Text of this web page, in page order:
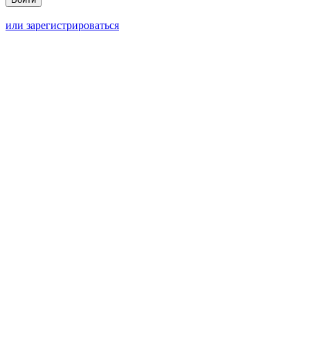
или зарегистрироваться